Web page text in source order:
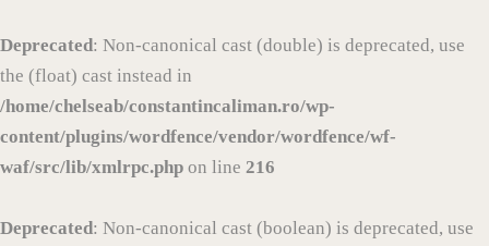
Deprecated: Non-canonical cast (double) is deprecated, use
the (float) cast instead in
/home/chelseab/constantincaliman.ro/wp-
content/plugins/wordfence/vendor/wordfence/wf-
waf/src/lib/xmlrpc.php on line 216
Deprecated: Non-canonical cast (boolean) is deprecated, use